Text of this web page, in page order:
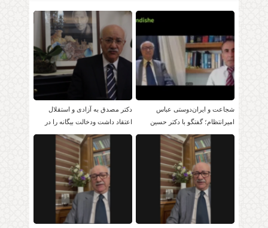
شجاعت و ایران‌دوستی عباس
امیرانتظام؛ گفتگو با دکتر حسین
موسویان
دکتر مصدق به آزادی و استقلال
اعتقاد داشت ودخالت بیگانه را در
امور داخلی بر نمی تابید.